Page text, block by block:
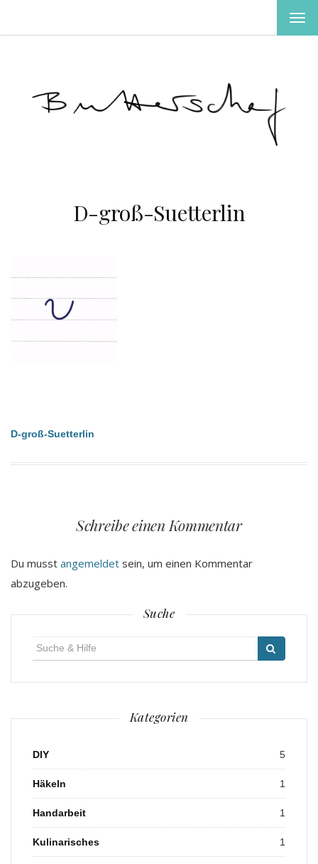
D-groß-Suetterlin
Beitragsnavigation
D-groß-Suetterlin
Schreibe einen Kommentar
Du musst angemeldet sein, um einen Kommentar
abzugeben.
Suche
Kategorien
DIY 5
Häkeln 1
Handarbeit 1
Kulinarisches 1